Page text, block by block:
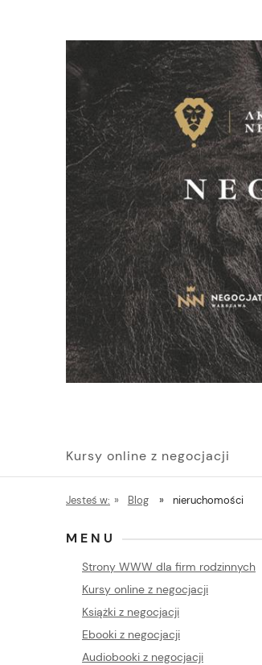
Kursy online z negocjacji
Pakiety (w pakiecie taniej)
Jesteś w: » Blog » nieruchomości
MENU
Strony WWW dla firm rodzinnych
Kursy online z negocjacji
Książki z negocjacji
Ebooki z negocjacji
Audiobooki z negocjacji